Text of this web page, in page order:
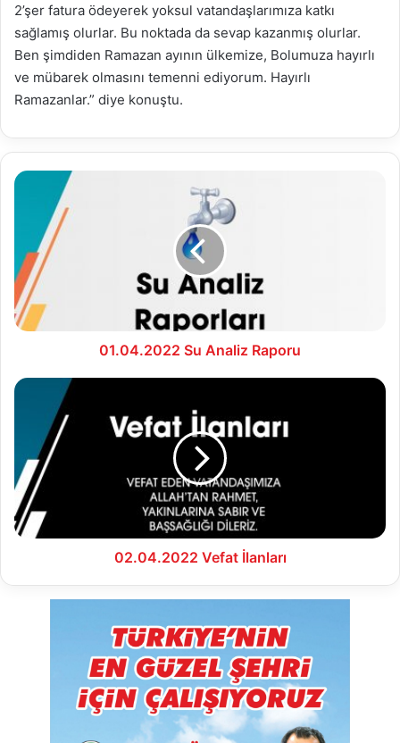
2’şer fatura ödeyerek yoksul vatandaşlarımıza katkı
sağlamış olurlar. Bu noktada da sevap kazanmış olurlar.
Ben şimdiden Ramazan ayının ülkemize, Bolumuza hayırlı
ve mübarek olmasını temenni ediyorum. Hayırlı
Ramazanlar.” diye konuştu.
01.04.2022
Raporu
01.04.2022 Su Analiz Raporu
02.04.2022
02.04.2022 Vefat İlanları